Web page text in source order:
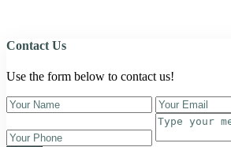
Contact Us
Use the form below to contact us!